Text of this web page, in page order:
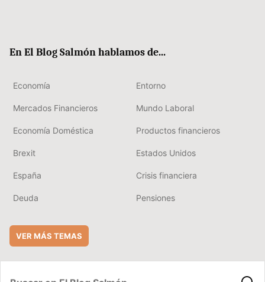
En El Blog Salmón hablamos de...
Economía Entorno
Mercados Financieros Mundo Laboral
Economía Doméstica Productos financieros
Brexit Estados Unidos
España Crisis financiera
Deuda Pensiones
VER MÁS TEMAS